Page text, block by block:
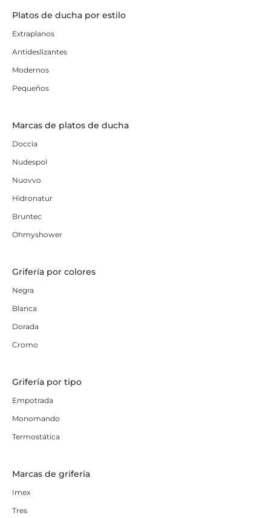
Platos de ducha por estilo
Extraplanos
Antideslizantes
Modernos
Pequeños
Marcas de platos de ducha
Doccia
Nudespol
Nuovvo
Hidronatur
Bruntec
Ohmyshower
Grifería por colores
Negra
Blanca
Dorada
Cromo
Grifería por tipo
Empotrada
Monomando
Termostática
Marcas de grifería
Imex
Tres